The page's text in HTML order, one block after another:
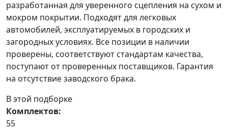
разработанная для уверенного сцепления на сухом и
мокром покрытии. Подходят для легковых
автомобилей, эксплуатируемых в городских и
загородных условиях. Все позиции в наличии
проверены, соответствуют стандартам качества,
поступают от проверенных поставщиков. Гарантия
на отсутствие заводского брака.
В этой подборке
Комплектов:
55